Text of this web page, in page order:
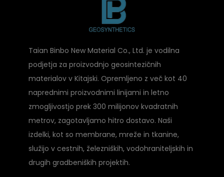
Taian Binbo New Material Co., Ltd. je vodilna
podjetja za proizvodnjo geosintezičnih
materialov v Kitajski. Opremljeno z več kot 40
naprednimi proizvodnimi linijami in letno
zmogljivostjo prek 300 milijonov kvadratnih
metrov, zagotavljamo hitro dostavo. Naši
izdelki, kot so membrane, mreže in tkanine,
služijo v cestnih, železniških, vodohraniteljskih in
drugih gradbeniških projektih.